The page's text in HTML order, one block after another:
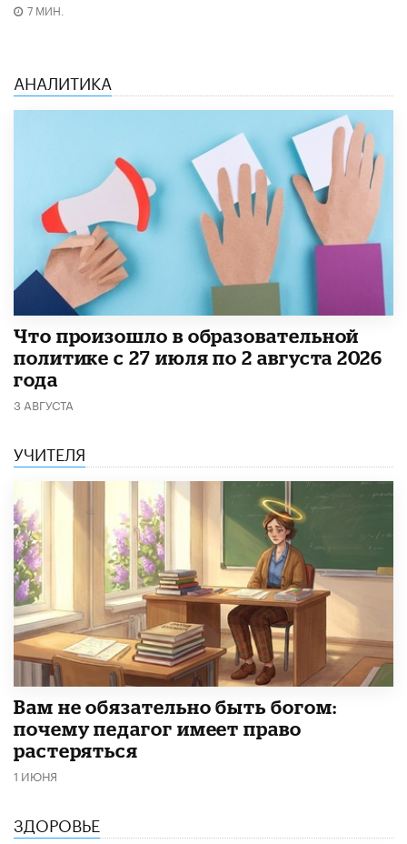
7 МИН.
АНАЛИТИКА
​Что произошло в образовательной
политике с 27 июля по 2 августа 2026
года
3 АВГУСТА
УЧИТЕЛЯ
​Вам не обязательно быть богом:
почему педагог имеет право
растеряться
1 ИЮНЯ
ЗДОРОВЬЕ